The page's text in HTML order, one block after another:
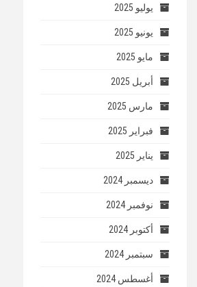
يوليو 2025
يونيو 2025
مايو 2025
أبريل 2025
مارس 2025
فبراير 2025
يناير 2025
ديسمبر 2024
نوفمبر 2024
أكتوبر 2024
سبتمبر 2024
أغسطس 2024